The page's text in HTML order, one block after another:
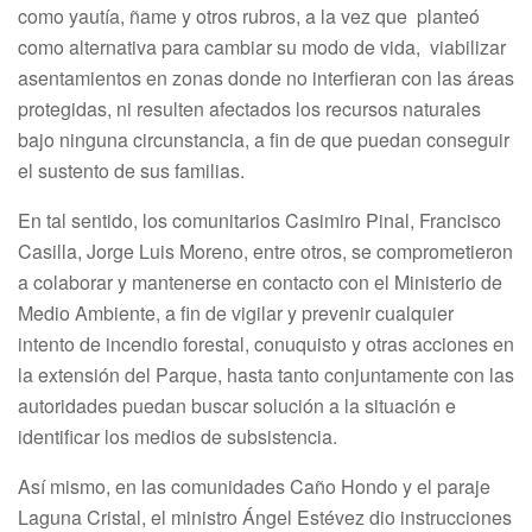
como yautía, ñame y otros rubros, a la vez que planteó
como alternativa para cambiar su modo de vida, viabilizar
asentamientos en zonas donde no interfieran con las áreas
protegidas, ni resulten afectados los recursos naturales
bajo ninguna circunstancia, a fin de que puedan conseguir
el sustento de sus familias.
En tal sentido, los comunitarios Casimiro Pinal, Francisco
Casilla, Jorge Luis Moreno, entre otros, se comprometieron
a colaborar y mantenerse en contacto con el Ministerio de
Medio Ambiente, a fin de vigilar y prevenir cualquier
intento de incendio forestal, conuquisto y otras acciones en
la extensión del Parque, hasta tanto conjuntamente con las
autoridades puedan buscar solución a la situación e
identificar los medios de subsistencia.
Así mismo, en las comunidades Caño Hondo y el paraje
Laguna Cristal, el ministro Ángel Estévez dio instrucciones